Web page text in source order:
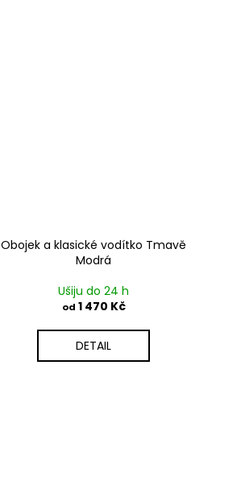
Obojek a klasické vodítko Tmavě
Modrá
Ušiju do 24 h
od 1 470 Kč
DETAIL